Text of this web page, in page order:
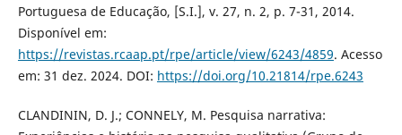
Portuguesa de Educação, [S.I.], v. 27, n. 2, p. 7-31, 2014.
Disponível em:
https://revistas.rcaap.pt/rpe/article/view/6243/4859. Acesso
em: 31 dez. 2024. DOI: https://doi.org/10.21814/rpe.6243
CLANDININ, D. J.; CONNELY, M. Pesquisa narrativa: